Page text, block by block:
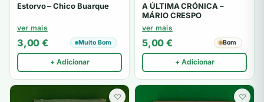
Estorvo – Chico Buarque
ver mais
3,00 € Muito Bom
+ Adicionar
A ÚLTIMA CRÓNICA –
MÁRIO CRESPO
ver mais
5,00 € Bom
+ Adicionar
♡ ♡